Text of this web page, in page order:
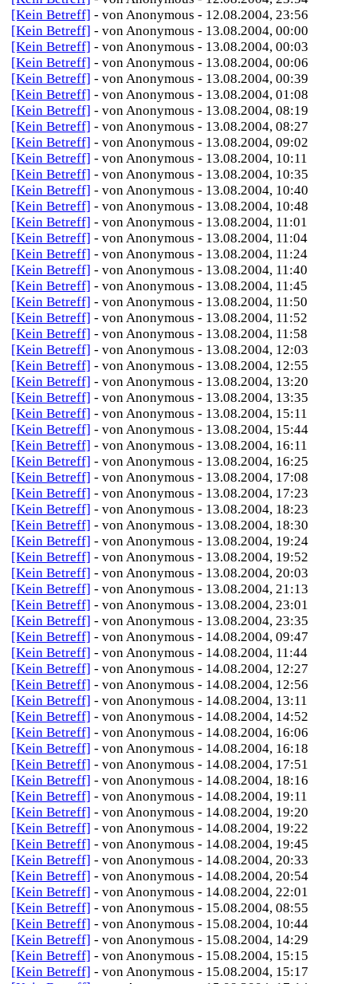
[Kein Betreff] - von Anonymous - 12.08.2004, 23:56
[Kein Betreff] - von Anonymous - 13.08.2004, 00:00
[Kein Betreff] - von Anonymous - 13.08.2004, 00:03
[Kein Betreff] - von Anonymous - 13.08.2004, 00:06
[Kein Betreff] - von Anonymous - 13.08.2004, 00:39
[Kein Betreff] - von Anonymous - 13.08.2004, 01:08
[Kein Betreff] - von Anonymous - 13.08.2004, 08:19
[Kein Betreff] - von Anonymous - 13.08.2004, 08:27
[Kein Betreff] - von Anonymous - 13.08.2004, 09:02
[Kein Betreff] - von Anonymous - 13.08.2004, 10:11
[Kein Betreff] - von Anonymous - 13.08.2004, 10:35
[Kein Betreff] - von Anonymous - 13.08.2004, 10:40
[Kein Betreff] - von Anonymous - 13.08.2004, 10:48
[Kein Betreff] - von Anonymous - 13.08.2004, 11:01
[Kein Betreff] - von Anonymous - 13.08.2004, 11:04
[Kein Betreff] - von Anonymous - 13.08.2004, 11:24
[Kein Betreff] - von Anonymous - 13.08.2004, 11:40
[Kein Betreff] - von Anonymous - 13.08.2004, 11:45
[Kein Betreff] - von Anonymous - 13.08.2004, 11:50
[Kein Betreff] - von Anonymous - 13.08.2004, 11:52
[Kein Betreff] - von Anonymous - 13.08.2004, 11:58
[Kein Betreff] - von Anonymous - 13.08.2004, 12:03
[Kein Betreff] - von Anonymous - 13.08.2004, 12:55
[Kein Betreff] - von Anonymous - 13.08.2004, 13:20
[Kein Betreff] - von Anonymous - 13.08.2004, 13:35
[Kein Betreff] - von Anonymous - 13.08.2004, 15:11
[Kein Betreff] - von Anonymous - 13.08.2004, 15:44
[Kein Betreff] - von Anonymous - 13.08.2004, 16:11
[Kein Betreff] - von Anonymous - 13.08.2004, 16:25
[Kein Betreff] - von Anonymous - 13.08.2004, 17:08
[Kein Betreff] - von Anonymous - 13.08.2004, 17:23
[Kein Betreff] - von Anonymous - 13.08.2004, 18:23
[Kein Betreff] - von Anonymous - 13.08.2004, 18:30
[Kein Betreff] - von Anonymous - 13.08.2004, 19:24
[Kein Betreff] - von Anonymous - 13.08.2004, 19:52
[Kein Betreff] - von Anonymous - 13.08.2004, 20:03
[Kein Betreff] - von Anonymous - 13.08.2004, 21:13
[Kein Betreff] - von Anonymous - 13.08.2004, 23:01
[Kein Betreff] - von Anonymous - 13.08.2004, 23:35
[Kein Betreff] - von Anonymous - 14.08.2004, 09:47
[Kein Betreff] - von Anonymous - 14.08.2004, 11:44
[Kein Betreff] - von Anonymous - 14.08.2004, 12:27
[Kein Betreff] - von Anonymous - 14.08.2004, 12:56
[Kein Betreff] - von Anonymous - 14.08.2004, 13:11
[Kein Betreff] - von Anonymous - 14.08.2004, 14:52
[Kein Betreff] - von Anonymous - 14.08.2004, 16:06
[Kein Betreff] - von Anonymous - 14.08.2004, 16:18
[Kein Betreff] - von Anonymous - 14.08.2004, 17:51
[Kein Betreff] - von Anonymous - 14.08.2004, 18:16
[Kein Betreff] - von Anonymous - 14.08.2004, 19:11
[Kein Betreff] - von Anonymous - 14.08.2004, 19:20
[Kein Betreff] - von Anonymous - 14.08.2004, 19:22
[Kein Betreff] - von Anonymous - 14.08.2004, 19:45
[Kein Betreff] - von Anonymous - 14.08.2004, 20:33
[Kein Betreff] - von Anonymous - 14.08.2004, 20:54
[Kein Betreff] - von Anonymous - 14.08.2004, 22:01
[Kein Betreff] - von Anonymous - 15.08.2004, 08:55
[Kein Betreff] - von Anonymous - 15.08.2004, 10:44
[Kein Betreff] - von Anonymous - 15.08.2004, 14:29
[Kein Betreff] - von Anonymous - 15.08.2004, 15:15
[Kein Betreff] - von Anonymous - 15.08.2004, 15:17